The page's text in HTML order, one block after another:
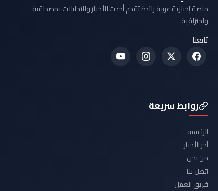
منصة إخبارية عربية رائدة تقدم أحدث الأخبار والتحليلات بمصداقية
واحترافية.
تابعنا
روابط سريعة
الرئيسية
آخر الأخبار
من نحن
اتصل بنا
فريق العمل